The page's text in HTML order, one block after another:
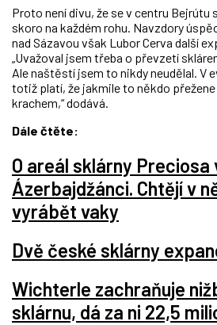
Proto není divu, že se v centru Bejrútu
skoro na každém rohu. Navzdory
nad Sázavou však Lubor Cerva další
„Uvažoval jsem třeba o převzetí
Ale naštěstí jsem to nikdy neudělal. V
totiž platí, že jakmile to někdo
krachem,“ dodává.
Dále čtěte:
O areál sklárny
Ázerbajdžánci. Chtějí v
vyrábět vaky
Dvě české sklárny
Wichterle zachraňuje
sklárnu, dá za ni 22,5